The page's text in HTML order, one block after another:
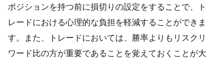
ポジションを持つ前に損切りの設定をすることで、ト
レードにおける心理的な負担を軽減することができま
す。また、トレードにおいては、勝率よりもリスクリ
ワード比の方が重要であることを覚えておくことが大